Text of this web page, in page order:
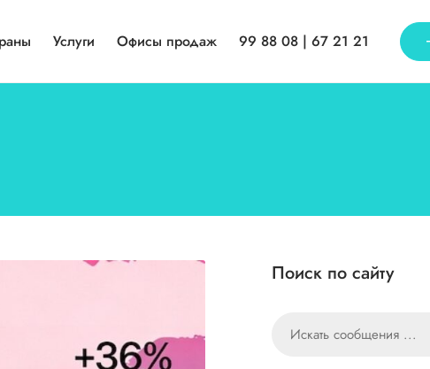
Услуги Офисы продаж 99 88 08 | 67 21 21
Поиск по сайту